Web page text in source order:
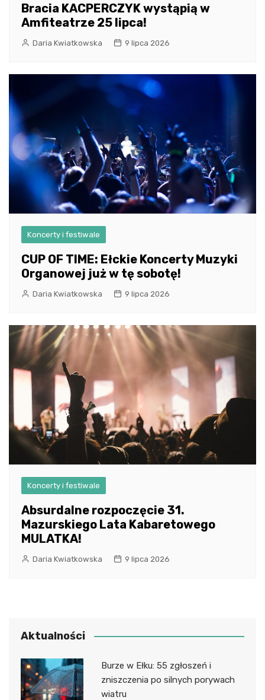
Bracia KACPERCZYK wystąpią w
Amfiteatrze 25 lipca!
Daria Kwiatkowska 9 lipca 2026
Koncerty i festiwale
CUP OF TIME: Ełckie Koncerty Muzyki
Organowej już w tę sobotę!
Daria Kwiatkowska 9 lipca 2026
Koncerty i festiwale
Absurdalne rozpoczęcie 31.
Mazurskiego Lata Kabaretowego
MULATKA!
Daria Kwiatkowska 9 lipca 2026
Aktualności
Burze w Ełku: 55 zgłoszeń i
zniszczenia po silnych porywach
wiatru